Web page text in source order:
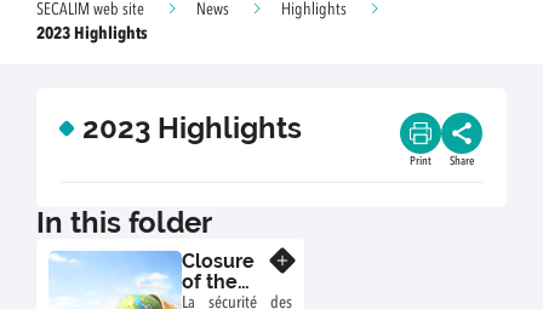
SECALIM web site News
Highlights
2023 Highlights
2023 Highlights
Print Share
In this folder
Closure
of the
European
La sécurité des